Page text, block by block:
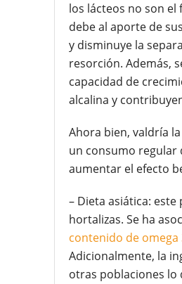
los lácteos no son
debe al aporte de
y disminuye la
resorción. Además,
capacidad de
alcalina y
Ahora bien, valdría
un consumo regular
aumentar el efecto
– Dieta asiática:
hortalizas. Se ha
contenido de
Adicionalmente, la
otras poblaciones lo